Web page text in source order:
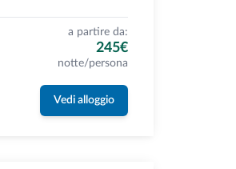
a partire da:
245€
notte/persona
Vedi alloggio